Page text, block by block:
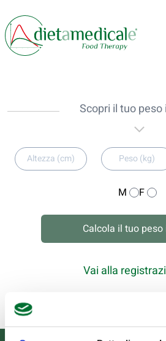
Scopri il tuo peso
M F
Calcola il tuo
Vai alla